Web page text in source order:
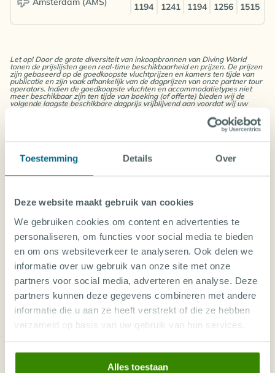
Toestemming Details Over
Deze website maakt gebruik van cookies
We gebruiken cookies om content en advertenties te
personaliseren, om functies voor social media te bieden
en om ons websiteverkeer te analyseren. Ook delen we
informatie over uw gebruik van onze site met onze
partners voor social media, adverteren en analyse. Deze
partners kunnen deze gegevens combineren met andere
informatie die u aan ze heeft verstrekt of die ze hebben
verzameld op basis van uw gebruik van hun services.
Alles toestaan
1194
1241
1194
1256
1515
Let op! Door de grote diversiteit van inkoopbronnen van Diving World
tonen de prijslijsten geen real-time beschikbaarheid en prijzen. De prijzen
zijn gebaseerd op de goedkoopste vluchtprijzen en kamers ten tijde van
publicatie en zijn vaak afhankelijk van de dagprijzen van onze partner tour
operators. Indien de goedkoopste vluchten en accommodatietypes niet
meer beschikbaar zijn ten tijde van boeking (of offerte) bieden wij de
volgende laagste beschikbare dagprijs vrijblijvend aan voordat wij uw
boeking definitief maken.
Visumkosten IDR 500.000 (ca. €35) p.p. (bij
Tijdens het boeken kan je een duikexcursie(s)
toevoegen aan jouw vakantie.
Aug 26 Sep 26 Oct 26 Nov 26 Dec 26 Jan 27 Feb 27
17
Nov
18
Nov
19
Nov
20
Nov
21
Nov
3 bootduiken per dag - 12
duiken
€ 550 € 550 € 550 € 550 € 550